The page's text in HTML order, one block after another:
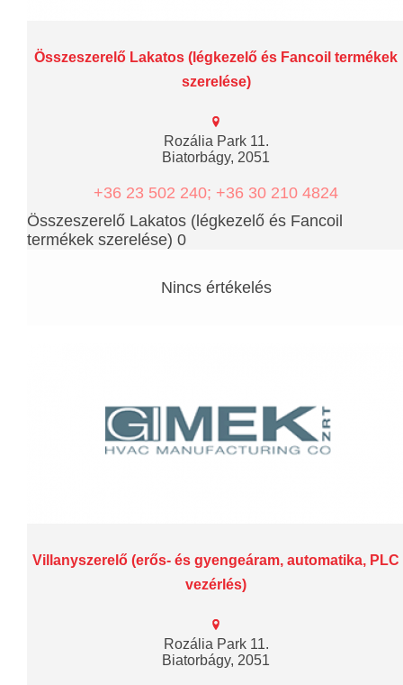
Összeszerelő Lakatos (légkezelő és Fancoil termékek
szerelése)
Rozália Park 11.
Biatorbágy, 2051
+36 23 502 240; +36 30 210 4824
Összeszerelő Lakatos (légkezelő és Fancoil
termékek szerelése) 0
Nincs értékelés
Villanyszerelő (erős- és gyengeáram, automatika, PLC
vezérlés)
Rozália Park 11.
Biatorbágy, 2051